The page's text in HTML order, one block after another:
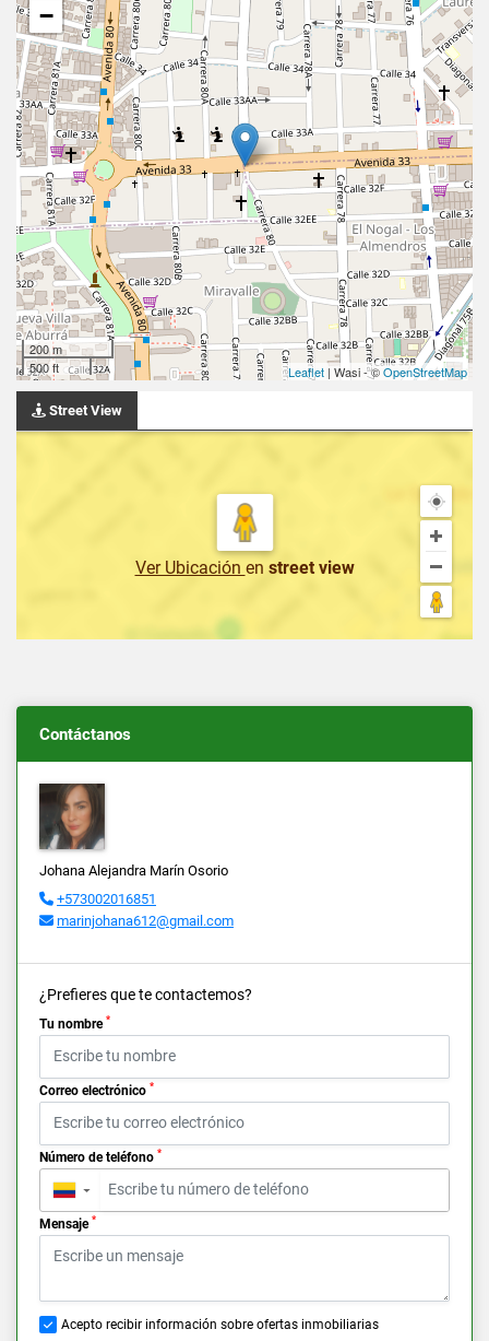
−
200 m
500 ft
Leaflet | Wasi - ©OpenStreetMap
Street View
Ver Ubicación en street view
Contáctanos
Johana Alejandra Marín Osorio
+573002016851
marinjohana612@gmail.com
¿Prefieres que te contactemos?
Tu nombre *
Correo electrónico *
Número de teléfono *
▼
Mensaje *
Acepto recibir información sobre ofertas inmobiliarias